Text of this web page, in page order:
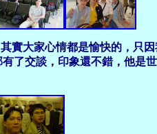
實大家心情都是愉快的，只
了交談，印象還不錯，他是